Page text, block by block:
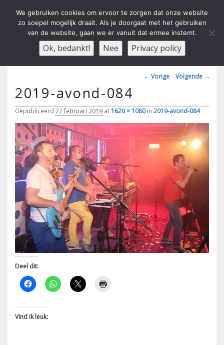
Carnavals Verain Der Ouwe
Voesbalsjong
anno 1959 va R.K.T.S.V. Menu
Afbeeldingsnavigatie
← Vorige Volgende →
2019-avond-084
Gepubliceerd 27 februari 2019 at1620 × 1080in 2019-avond-084
Deel dit:
Vind ik leuk:
We gebruiken cookies om ervoor te zorgen dat onze website
zo soepel mogelijk draait. Als je doorgaat met het gebruiken
van de website, gaan we er vanuit dat ermee instemt.
Ok, bedankt! Nee Privacy policy